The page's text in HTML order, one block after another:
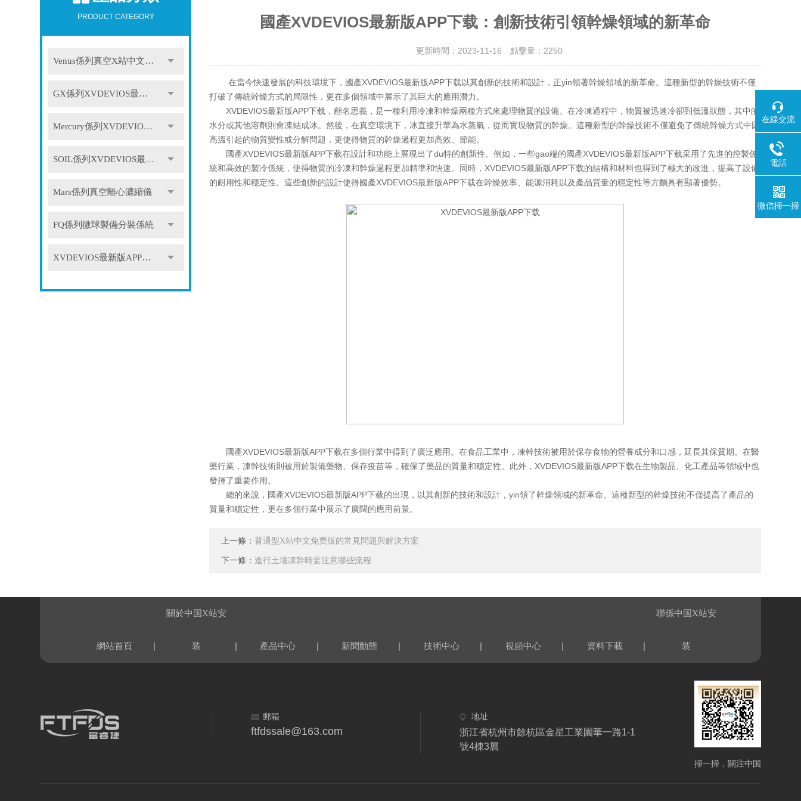
PRODUCT CATEGORY
Venus係列真空X站中文免费版
GX係列XVDEVIOS最新版APP下载
Mercury係列XVDEVIOS最新版APP下载
SOIL係列XVDEVIOS最新版APP下载
Mars係列真空離心濃縮儀
FQ係列微球製備分裝係統
XVDEVIOS最新版APP下载配件
國產XVDEVIOS最新版APP下载：創新技術引領幹燥領域的新革命
更新時間：2023-11-16 點擊量： 2250
在當今快速發展的科技環境下，國產XVDEVIOS最新版APP下载以其創新的技術和設計，正yin領著幹燥領域的新革命。這種新型的幹燥技術不僅
打破了傳統幹燥方式的局限性，更在多個領域中展示了其巨大的應用潛力。
XVDEVIOS最新版APP下载，顧名思義，是一種利用冷凍和幹燥兩種方式來處理物質的設備。在冷凍過程中，物質被迅速冷卻到低溫狀態，其中的
水分或其他溶劑則會凍結成冰。然後，在真空環境下，冰直接升華為水蒸氣，從而實現物質的幹燥。這種新型的幹燥技術不僅避免了傳統幹燥方式中因
高溫引起的物質變性或分解問題，更使得物質的幹燥過程更加高效、節能。
國產XVDEVIOS最新版APP下载在設計和功能上展現出了du特的創新性。例如，一些gao端的國產XVDEVIOS最新版APP下载采用了先進的控製係
統和高效的製冷係統，使得物質的冷凍和幹燥過程更加精準和快速。同時，XVDEVIOS最新版APP下载的結構和材料也得到了極大的改進，提高了設備
的耐用性和穩定性。這些創新的設計使得國產XVDEVIOS最新版APP下载在幹燥效率、能源消耗以及產品質量的穩定性等方麵具有顯著優勢。
國產XVDEVIOS最新版APP下载在多個行業中得到了廣泛應用。在食品工業中，凍幹技術被用於保存食物的營養成分和口感，延長其保質期。在醫
藥行業，凍幹技術則被用於製備藥物、保存疫苗等，確保了藥品的質量和穩定性。此外，XVDEVIOS最新版APP下载在生物製品、化工產品等領域中也
發揮了重要作用。
總的來說，國產XVDEVIOS最新版APP下载的出現，以其創新的技術和設計，yin領了幹燥領域的新革命。這種新型的幹燥技術不僅提高了產品的
質量和穩定性，更在多個行業中展示了廣闊的應用前景。
上一條：普通型X站中文免费版的常見問題與解決方案
下一條：進行土壤凍幹時要注意哪些流程
網站首頁 |
關於中国X站安
装 | 產品中心 | 新聞動態 | 技術中心 | 視頻中心 | 資料下載 |
聯係中国X站安
装
郵箱
ftfdssale@163.com
地址
浙江省杭州市餘杭區金星工業園華一路1-1
號4棟3層
掃一掃，關注中国
在線交流
電話
微信掃一掃